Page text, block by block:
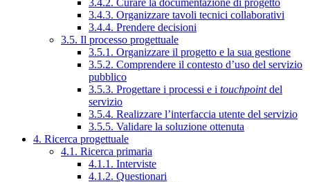
3.4.3. Organizzare tavoli tecnici collaborativi
3.4.4. Prendere decisioni
3.5. Il processo progettuale
3.5.1. Organizzare il progetto e la sua gestione
3.5.2. Comprendere il contesto d’uso del servizio
pubblico
3.5.3. Progettare i processi e i touchpointdel
servizio
3.5.4. Realizzare l’interfaccia utente del servizio
3.5.5. Validare la soluzione ottenuta
4. Ricerca progettuale
4.1. Ricerca primaria
4.1.1. Interviste
4.1.2. Questionari